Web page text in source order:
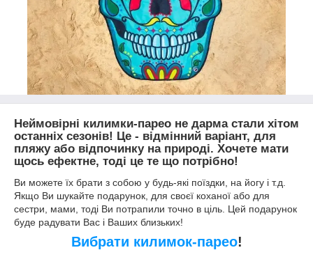
Неймовірні килимки-парео не дарма стали хітом
останніх сезонів! Це - відмінний варіант, для
пляжу або відпочинку на природі. Хочете мати
щось ефектне, тоді це те що потрібно!
Ви можете їх брати з собою у будь-які поїздки, на йогу і т.д.
Якщо Ви шукайте подарунок, для своєї коханої або для
сестри, мами, тоді Ви потрапили точно в ціль. Цей подарунок
буде радувати Вас і Ваших близьких!
Вибрати килимок-парео!